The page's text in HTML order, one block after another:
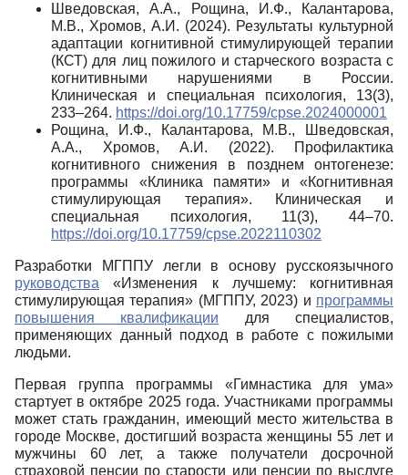
Шведовская, А.А., Рощина, И.Ф., Калантарова,
М.В., Хромов, А.И. (2024). Результаты культурной
адаптации когнитивной стимулирующей терапии
(КСТ) для лиц пожилого и старческого возраста с
когнитивными нарушениями в России.
Клиническая и специальная психология, 13(3),
233–264. https://doi.org/10.17759/cpse.2024000001
Рощина, И.Ф., Калантарова, М.В., Шведовская,
А.А., Хромов, А.И. (2022). Профилактика
когнитивного снижения в позднем онтогенезе:
программы «Клиника памяти» и «Когнитивная
стимулирующая терапия». Клиническая и
специальная психология, 11(3), 44–70.
https://doi.org/10.17759/cpse.2022110302
Разработки МГППУ легли в основу русскоязычного
руководства «Изменения к лучшему: когнитивная
стимулирующая терапия» (МГППУ, 2023) и программы
повышения квалификации для специалистов,
применяющих данный подход в работе с пожилыми
людьми.
Первая группа программы «Гимнастика для ума»
стартует в октябре 2025 года. Участниками программы
может стать гражданин, имеющий место жительства в
городе Москве, достигший возраста женщины 55 лет и
мужчины 60 лет, а также получатели досрочной
страховой пенсии по старости или пенсии по выслуге